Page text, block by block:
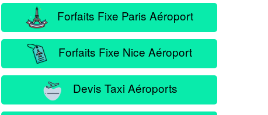
Forfaits Fixe Paris Aéroport
Forfaits Fixe Nice Aéroport
Devis Taxi Aéroports